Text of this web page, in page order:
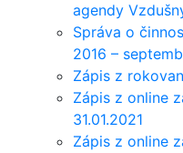
agendy
Správa o
2016 –
Zápis z
Zápis z online
31.01.2021
Zápis z online